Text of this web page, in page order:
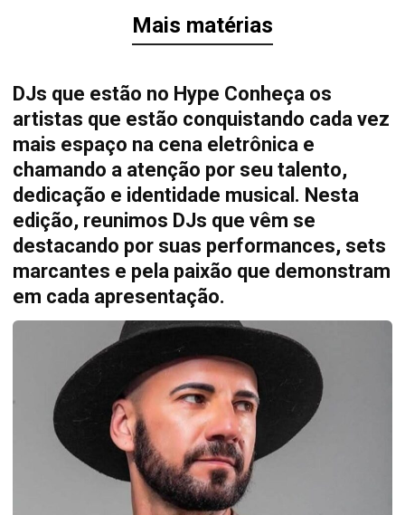
Mais matérias
DJs que estão no Hype Conheça os
artistas que estão conquistando cada vez
mais espaço na cena eletrônica e
chamando a atenção por seu talento,
dedicação e identidade musical. Nesta
edição, reunimos DJs que vêm se
destacando por suas performances, sets
marcantes e pela paixão que demonstram
em cada apresentação.